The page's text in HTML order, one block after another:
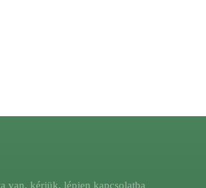
van, kérjük, lépjen kapcsolatba